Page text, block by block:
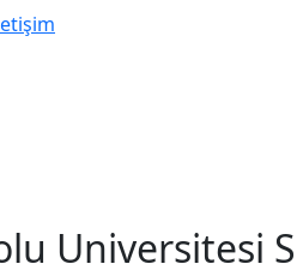
Universitesi